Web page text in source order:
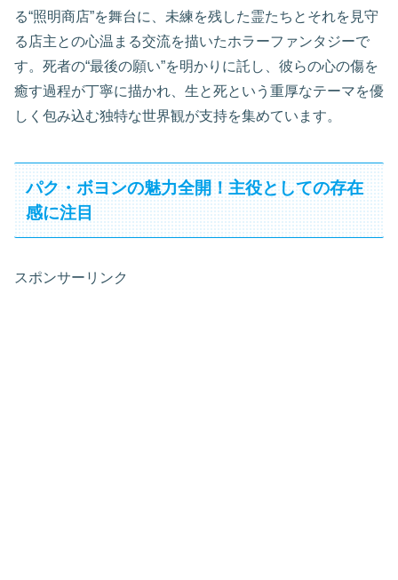
る“照明商店”を舞台に、未練を残した霊たちとそれを見守
る店主との心温まる交流を描いたホラーファンタジーで
す。死者の“最後の願い”を明かりに託し、彼らの心の傷を
癒す過程が丁寧に描かれ、生と死という重厚なテーマを優
しく包み込む独特な世界観が支持を集めています。
パク・ボヨンの魅力全開！主役としての存在
感に注目
スポンサーリンク